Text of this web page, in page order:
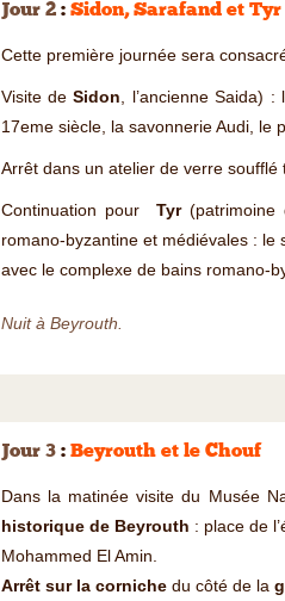
Jour 2: Sidon, Sarafand et Tyr
Cette première journée sera
Visite deSidon, l’ancienne Saida)
17eme siècle, la savonnerie Audi, le
Arrêt dans un atelier de verre soufflé
Continuation pour Tyr(patrimoine
romano-byzantine et médiévales :
avec le complexe de bains romano-
Nuit à Beyrouth.
Jour 3: Beyrouth et le Chouf
Dans la matinée visite du Musée
historique de Beyrouth : place de
Mohammed El Amin.
Arrêt sur la cornichedu côté de la